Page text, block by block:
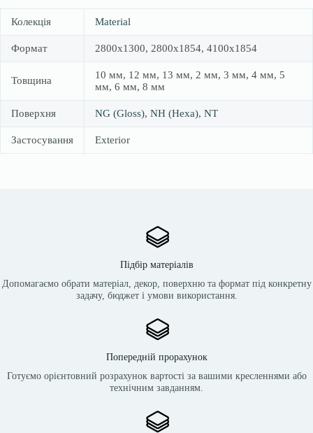
Колекція Material
Формат 2800х1300, 2800х1854, 4100х1854
Товщина
10 мм, 12 мм, 13 мм, 2 мм, 3 мм, 4 мм, 5
мм, 6 мм, 8 мм
Поверхня NG (Gloss), NH (Hexa), NT
Застосування Exterior
Підбір матеріалів
Допомагаємо обрати матеріал, декор, поверхню та формат під конкретну
задачу, бюджет і умови використання.
Попередній прорахунок
Готуємо орієнтовний розрахунок вартості за вашими кресленнями або
технічним завданням.